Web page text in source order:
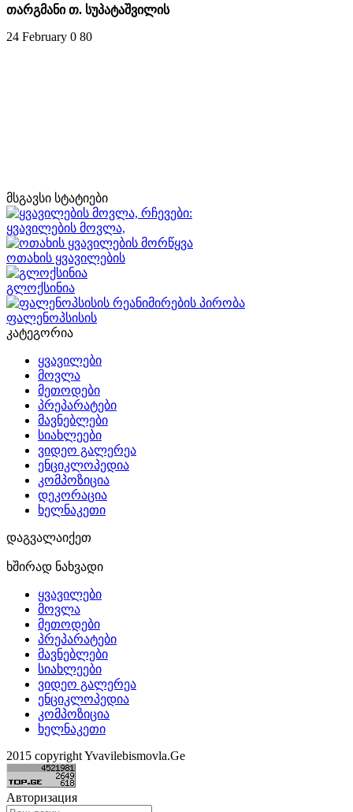
თარგმანი თ. სუპატაშვილის
24 February 0 80
მსგავსი სტატიები
ყვავილების მოვლა,
ოთახის ყვავილების
გლოქსინია
ფალენოპსისის
კატეგორია
ყვავილები
მოვლა
მეთოდები
პრეპარატები
მავნებლები
სიახლეები
ვიდეო გალერეა
ენციკლოპედია
კომპოზიცია
დეკორაცია
ხელნაკეთი
დაგვალაიქეთ
ხშირად ნახვადი
ყვავილები
მოვლა
მეთოდები
პრეპარატები
მავნებლები
სიახლეები
ვიდეო გალერეა
ენციკლოპედია
კომპოზიცია
ხელნაკეთი
2015 copyright Yvavilebismovla.Ge
Авторизация